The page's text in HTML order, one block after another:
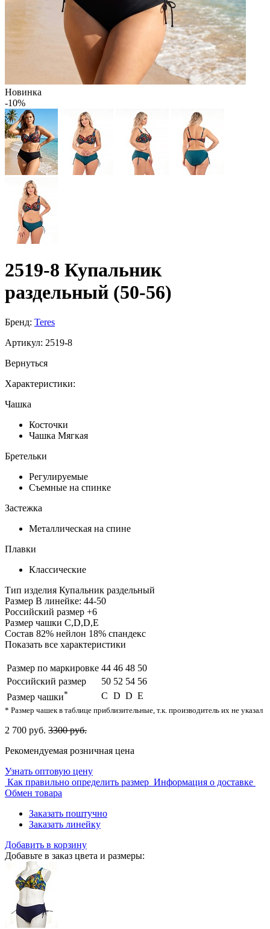
Новинка
-10%
2519-8 Купальник
раздельный (50-56)
Бренд: Teres
Артикул: 2519-8
Вернуться
Характеристики:
Чашка
Косточки
Чашка Мягкая
Бретельки
Регулируемые
Съемные на спинке
Застежка
Металлическая на спине
Плавки
Классические
Тип изделия Купальник раздельный
Размер В линейке: 44-50
Российский размер +6
Размер чашки C,D,D,E
Состав 82% нейлон 18% спандекс
Показать все характеристики
Размер по маркировке 44 46 48 50
Российский размер
50 52 54 56
Размер чашки* C D D E
* Размер чашек в таблице приблизительные, т.к. производитель их не указал
2 700 руб. 3300 руб.
Рекомендуемая розничная цена
Узнать оптовую цену
Как правильно определить размер Информация о доставке
Обмен товара
Заказать поштучно
Заказать линейку
Добавить в корзину
Добавьте в заказ цвета и размеры: